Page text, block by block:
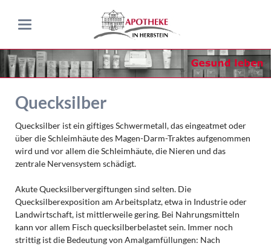
Quecksilber
Quecksilber ist ein giftiges Schwermetall, das eingeatmet oder
über die Schleimhäute des Magen-Darm-Traktes aufgenommen
wird und vor allem die Schleimhäute, die Nieren und das
zentrale Nervensystem schädigt.
Akute Quecksilbervergiftungen sind selten. Die
Quecksilberexposition am Arbeitsplatz, etwa in Industrie oder
Landwirtschaft, ist mittlerweile gering. Bei Nahrungsmitteln
kann vor allem Fisch quecksilberbelastet sein. Immer noch
strittig ist die Bedeutung von Amalgamfüllungen: Nach